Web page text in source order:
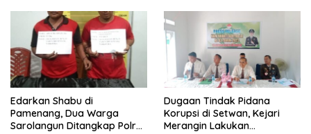
Edarkan Shabu di
Pamenang, Dua Warga
Sarolangun Ditangkap Polres
Dugaan Tindak Pidana
Korupsi di Setwan, Kejari
Merangin Lakukan